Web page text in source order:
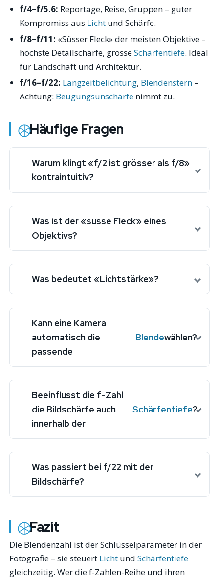
f/4–f/5.6: Reportage, Reise, Gruppen – guter
Kompromiss aus Lichtund Schärfe.
f/8–f/11: «Süsser Fleck» der meisten Objektive –
höchste Detailschärfe, grosseSchärfentiefe. Ideal
für Landschaft und Architektur.
f/16–f/22: Langzeitbelichtung, Blendenstern–
Achtung: Beugungsunschärfenimmt zu.
Häufige Fragen
Warum klingt «f/2 ist grösser als f/8»
kontraintuitiv?
Was ist der «süsse Fleck» eines
Objektivs?
Was bedeutet «Lichtstärke»?
Kann eine Kamera
automatisch die
passende
Blendewählen?
Beeinflusst die f-Zahl
die Bildschärfe auch
innerhalb der
Schärfentiefe?
Was passiert bei f/22 mit der
Bildschärfe?
Fazit
Die Blendenzahl ist der Schlüsselparameter in der
Fotografie – sie steuert Licht undSchärfentiefe
gleichzeitig. Wer die f-Zahlen-Reihe und ihren